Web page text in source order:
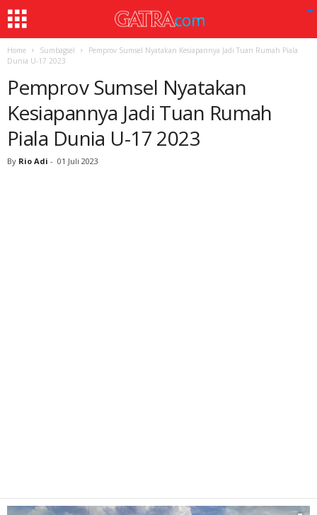
Home Sumbagsel
Pemprov Sumsel Nyatakan Kesiapannya Jadi Tuan Rumah Piala
Dunia U-17 2023
Pemprov Sumsel Nyatakan
Kesiapannya Jadi Tuan Rumah
Piala Dunia U-17 2023
By Rio Adi - 01 Juli 2023